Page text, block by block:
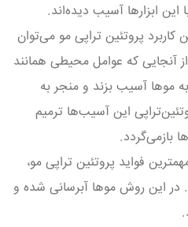
ابزارها آسیب دیده‌اند.
کاربرد پروتئین تراپی مو می‌توان
آنجایی که عوامل محیطی همانند
موها آسیب بزند و منجر به
این آسیب‌ها ترمیم
بازمی‌گردد.
فواید پروتئین تراپی مو،
این روش موها آبرسانی شده و